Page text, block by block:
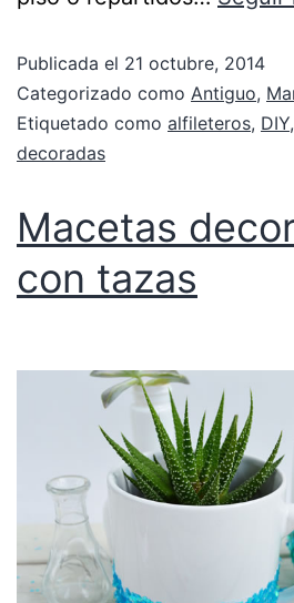
Publicada el 21 octubre, 2014
Categorizado como Antiguo,
Etiquetado como alfileteros, DIY,
decoradas
Macetas
con tazas